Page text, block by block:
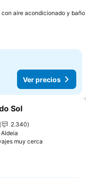
aire acondicionado y baño
Ver precios
a favoritos
Sol
2.340
muy cerca